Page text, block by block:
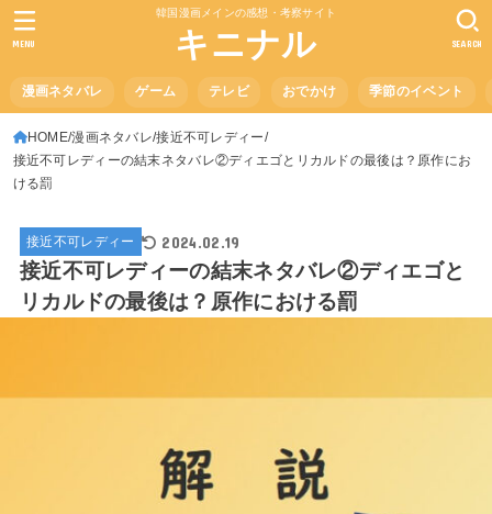
韓国漫画メインの感想・考察サイト
キニナル
漫画ネタバレ ゲーム テレビ おでかけ 季節のイベント
SEARCH
MENU
HOME 漫画ネタバレ 接近不可レディー
接近不可レディーの結末ネタバレ②ディエゴとリカルドの最後は？原作にお
ける罰
接近不可レディー 2024.02.19
接近不可レディーの結末ネタバレ②ディエゴと
リカルドの最後は？原作における罰